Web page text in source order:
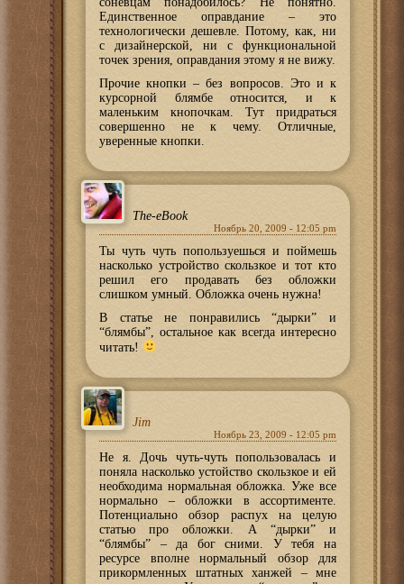
Единственное оправдание – это
технологически дешевле. Потому, как, ни
с дизайнерской, ни с функциональной
точек зрения, оправдания этому я не вижу.
Прочие кнопки – без вопросов. Это и к
курсорной блямбе относится, и к
маленьким кнопочкам. Тут придраться
совершенно не к чему. Отличные,
уверенные кнопки.
The-eBook
Ноябрь 20, 2009 - 12:05 pm
Ты чуть чуть попользуешься и поймешь
насколько устройство скользкое и тот кто
решил его продавать без обложки
слишком умный. Обложка очень нужна!
В статье не понравились “дырки” и
“блямбы”, остальное как всегда интересно
читать!
Jim
Ноябрь 23, 2009 - 12:05 pm
Не я. Дочь чуть-чуть попользовалась и
поняла насколько устойство скользкое и ей
необходима нормальная обложка. Уже все
нормально – обложки в ассортименте.
Потенциально обзор распух на целую
статью про обложки. А “дырки” и
“блямбы” – да бог сними. У тебя на
ресурсе вполне нормальный обзор для
прикормленных штатных ханжей – мне